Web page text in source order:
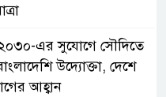
এর সুযোগে সৌদিতে
উদ্যোক্তা, দেশে
আহ্বান